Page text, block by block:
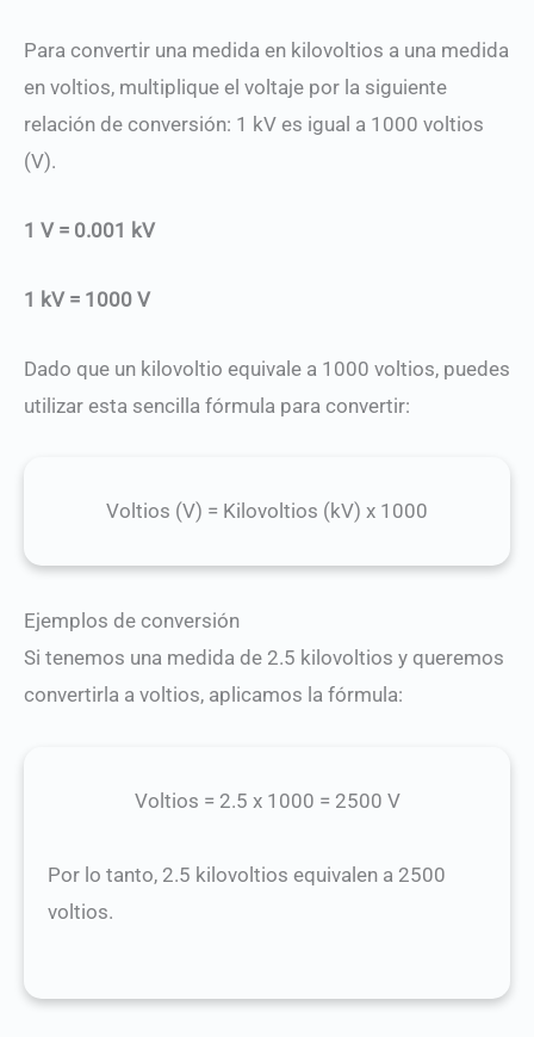
Para convertir una medida en kilovoltios a una medida
en voltios, multiplique el voltaje por la siguiente
relación de conversión: 1 kV es igual a 1000 voltios
(V).
1 V = 0.001 kV
1 kV = 1000 V
Dado que un kilovoltio equivale a 1000 voltios, puedes
utilizar esta sencilla fórmula para convertir:
Voltios (V) = Kilovoltios (kV) x 1000
Ejemplos de conversión
Si tenemos una medida de 2.5 kilovoltios y queremos
convertirla a voltios, aplicamos la fórmula:
Voltios = 2.5 x 1000 = 2500 V
Por lo tanto, 2.5 kilovoltios equivalen a 2500
voltios.